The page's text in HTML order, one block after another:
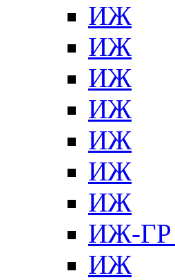
ИЖ
ИЖ
ИЖ
ИЖ
ИЖ
ИЖ
ИЖ
ИЖ-ГР
ИЖ